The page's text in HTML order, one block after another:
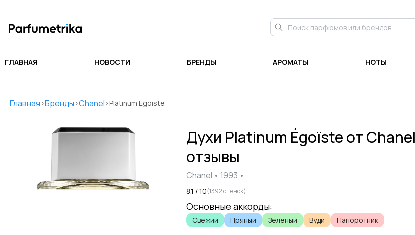
ГЛАВНАЯ НОВОСТИ БРЕНДЫ АРОМАТЫ НОТЫ
Главная >Бренды >Chanel >Platinum Égoïste
Духи Platinum ÉgoïsteотChanel
отзывы
Chanel • 1993 •
8.1 / 10(1392оценок)
Основные аккорды:
Свежий Пряный Зеленый Вуди Папоротник